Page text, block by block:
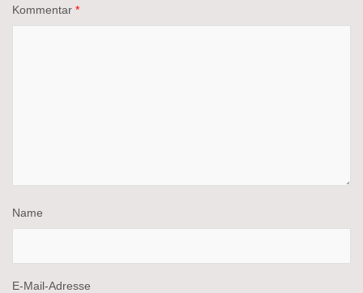
Kommentar *
Name
E-Mail-Adresse